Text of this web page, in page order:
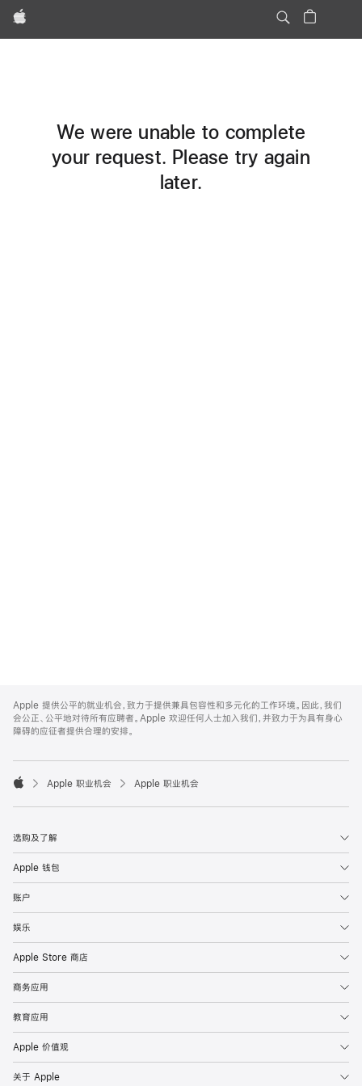
Apple
We were unable to complete
your request. Please try again
later.
Footer
Apple 提供公平的就业机会，致力于提供兼具包容性和多元化的工作环境。因此，我们
会公正、公平地对待所有应聘者。Apple 欢迎任何人士加入我们，并致力于为具有身心
障碍的应征者提供合理的安排。

Apple 职业机会 Apple 职业机会
选购及了解
Apple 钱包
账户
娱乐
Apple Store 商店
商务应用
教育应用
Apple 价值观
关于 Apple